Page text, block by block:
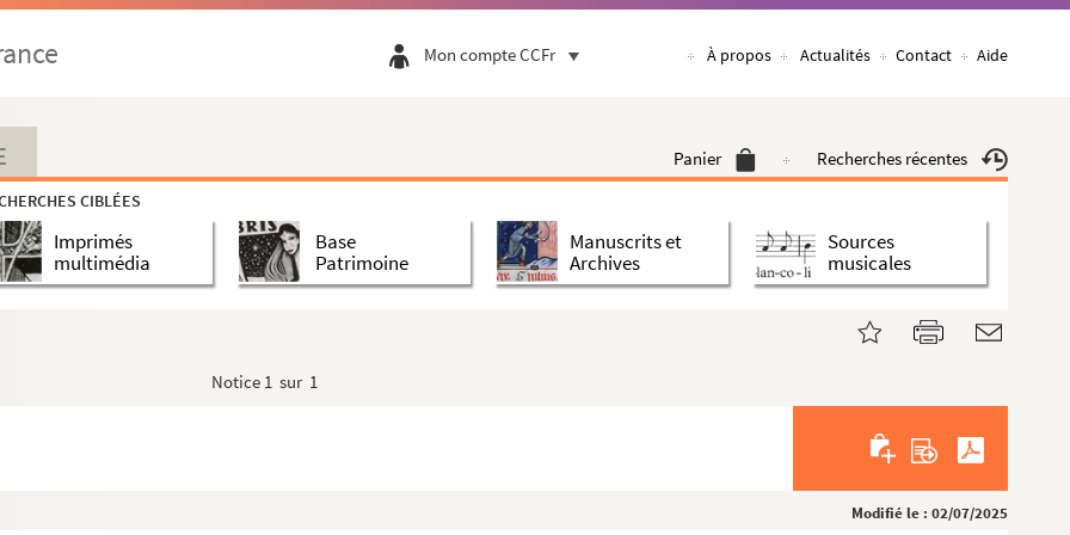
Mon compte CCFr À propos Actualités Contact Aide
Panier Recherches récentes
CIBLÉES
Imprimés
multimédia
Base
Patrimoine
Manuscrits et
Archives
Sources
musicales
Notice 1 sur 1
Modifié le : 02/07/2025